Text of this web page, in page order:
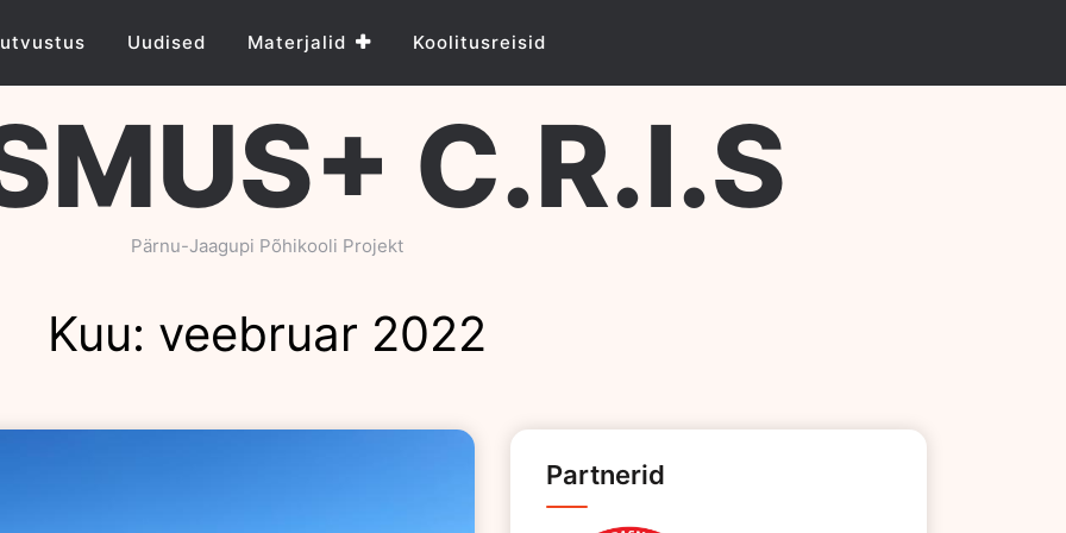
Uudised Materjalid Koolitusreisid
C.R.I.S
Pärnu-Jaagupi Põhikooli Projekt
Kuu: veebruar 2022
Partnerid